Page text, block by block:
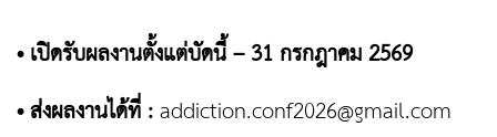
• เปิดรับผลงานตั้งแต่บัดนี้ – 31 กรกฎาคม 2569
• ส่งผลงานได้ที่ :addiction.conf2026@gmail.com